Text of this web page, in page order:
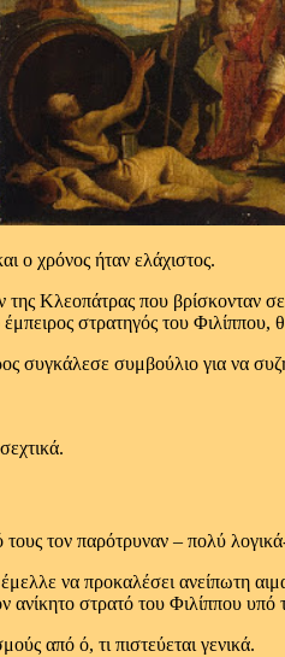
ο χρόνος ήταν ελάχιστος.
Κλεοπάτρας που βρίσκονταν
στρατηγός του Φιλίππου,
συγκάλεσε συμβούλιο για να
τον παρότρυναν – πολύ
να προκαλέσει ανείπωτη
στρατό του Φιλίππου υπό
από ό, τι πιστεύεται γενικά.